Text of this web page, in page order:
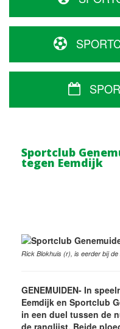
Sportclub
tegen Eemdijk
Rick Blokhuis (r), is eerder bij
GENEMUIDEN- In
Eemdijk en Sportclub
in een duel tussen de
de ranglijst. Beide